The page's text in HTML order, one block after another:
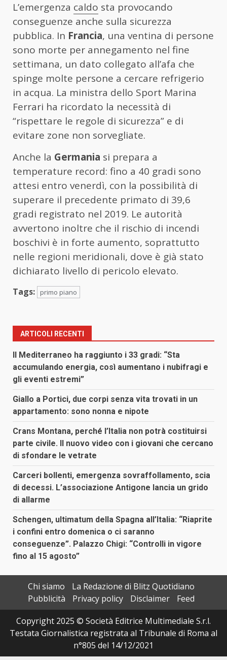
L’emergenza caldo sta provocando
conseguenze anche sulla sicurezza
pubblica. In Francia, una ventina di persone
sono morte per annegamento nel fine
settimana, un dato collegato all’afa che
spinge molte persone a cercare refrigerio
in acqua. La ministra dello Sport Marina
Ferrari ha ricordato la necessità di
“rispettare le regole di sicurezza” e di
evitare zone non sorvegliate.
Anche la Germania si prepara a
temperature record: fino a 40 gradi sono
attesi entro venerdì, con la possibilità di
superare il precedente primato di 39,6
gradi registrato nel 2019. Le autorità
avvertono inoltre che il rischio di incendi
boschivi è in forte aumento, soprattutto
nelle regioni meridionali, dove è già stato
dichiarato livello di pericolo elevato.
Tags: primo piano
ARTICOLI RECENTI
Il Mediterraneo ha raggiunto i 33 gradi: “Sta
accumulando energia, così aumentano i nubifragi e
gli eventi estremi”
Giallo a Portici, due corpi senza vita trovati in un
appartamento: sono nonna e nipote
Crans Montana, perché l’Italia non potrà costituirsi
parte civile. Il nuovo video con i giovani che cercano
di sfondare le vetrate
Carceri bollenti, emergenza sovraffollamento, scia
di decessi. L’associazione Antigone lancia un grido
di allarme
Schengen, ultimatum della Spagna all’Italia: “Riaprite
i confini entro domenica o ci saranno
conseguenze”. Palazzo Chigi: “Controlli in vigore
fino al 15 agosto”
Chi siamo
La Redazione di Blitz Quotidiano
Pubblicità
Privacy policy Disclaimer
Feed
Copyright 2025 © Società Editrice Multimediale S.r.l.
Testata Giornalistica registrata al Tribunale di Roma al
n°805 del 14/12/2021